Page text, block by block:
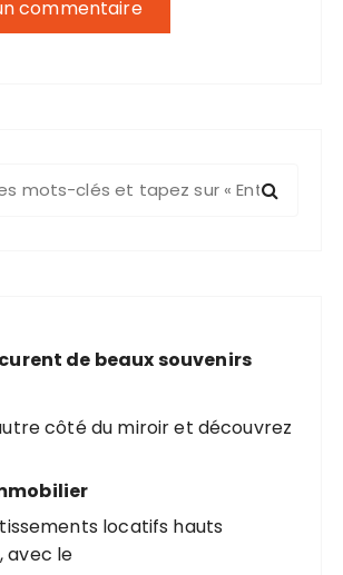
de beaux souvenirs
côté du miroir et découvrez
locatifs hauts
avec le